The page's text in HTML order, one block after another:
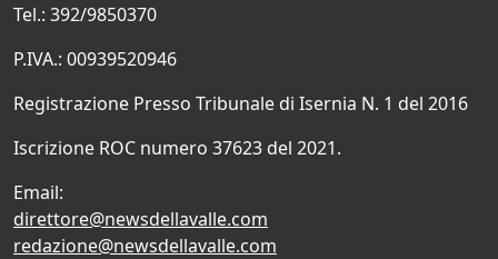
Tel.: 392/9850370
P.IVA.: 00939520946
Registrazione Presso Tribunale di Isernia N. 1 del 2016
Iscrizione ROC numero 37623 del 2021.
Email:
direttore@newsdellavalle.com
redazione@newsdellavalle.com